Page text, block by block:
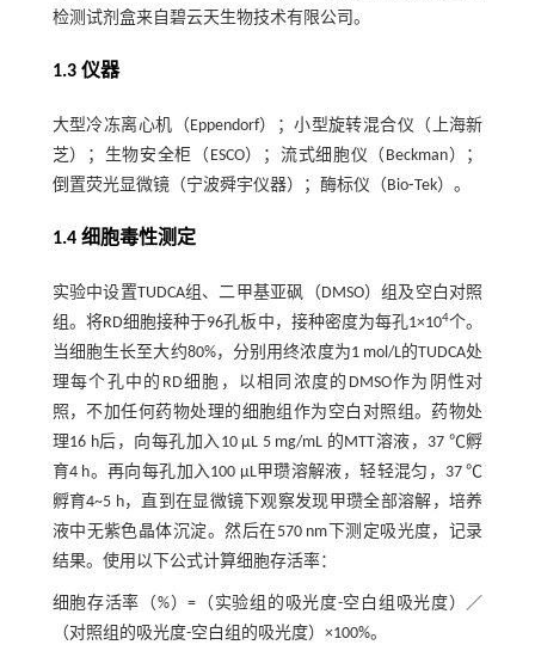
检测试剂盒来自碧云天生物技术有限公司。
1.3 仪器
大型冷冻离心机（Eppendorf）；小型旋转混合仪（上海新
芝）；生物安全柜（ESCO）；流式细胞仪（Beckman）；
倒置荧光显微镜（宁波舜宇仪器）；酶标仪（Bio⁃Tek）。
1.4 细胞毒性测定
实验中设置TUDCA组、二甲基亚砜（DMSO）组及空白对照
组。将RD细胞接种于96孔板中，接种密度为每孔1×104个。
当细胞生长至大约80%，分别用终浓度为1 mol/L的TUDCA处
理每个孔中的RD细胞，以相同浓度的DMSO作为阴性对
照，不加任何药物处理的细胞组作为空白对照组。药物处
理16 h后，向每孔加入10 μL 5 mg/mL 的MTT溶液，37 ℃孵
育4 h。再向每孔加入100 μL甲瓒溶解液，轻轻混匀，37 ℃
孵育4~5 h，直到在显微镜下观察发现甲瓒全部溶解，培养
液中无紫色晶体沉淀。然后在570 nm下测定吸光度，记录
结果。使用以下公式计算细胞存活率：
细胞存活率（%）=（实验组的吸光度-空白组吸光度）／
（对照组的吸光度-空白组的吸光度）×100%。